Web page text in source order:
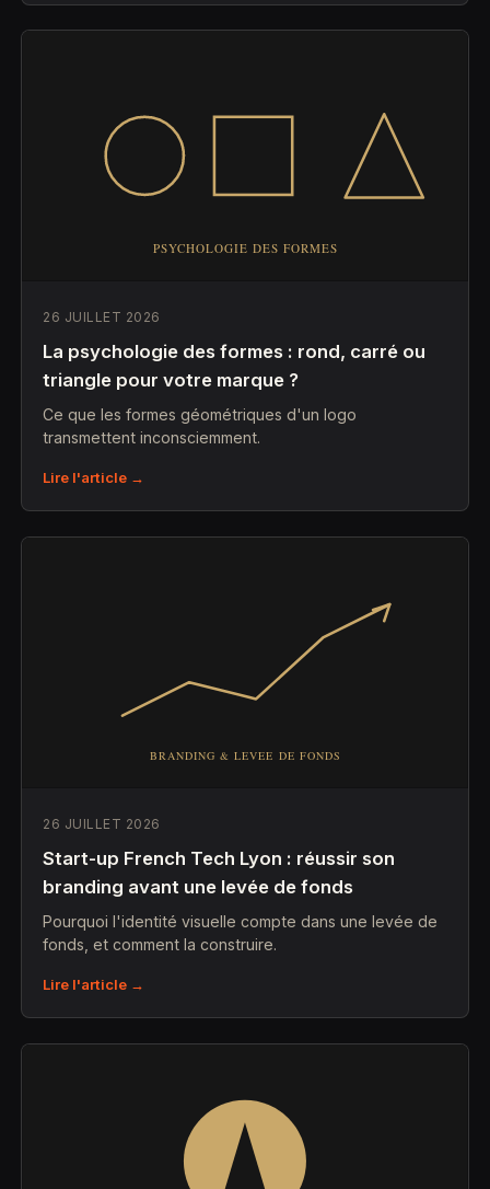
26 JUILLET 2026
La psychologie des formes : rond, carré ou
triangle pour votre marque ?
Ce que les formes géométriques d'un logo
transmettent inconsciemment.
Lire l'article →
26 JUILLET 2026
Start-up French Tech Lyon : réussir son
branding avant une levée de fonds
Pourquoi l'identité visuelle compte dans une levée de
fonds, et comment la construire.
Lire l'article →